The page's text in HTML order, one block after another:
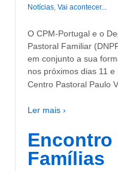
Notícias, Vai acontecer...
O CPM-Portugal e o
Pastoral Familiar
em conjunto a sua
nos próximos dias 11
Centro Pastoral Paulo
Ler mais ›
Encontro
Famílias